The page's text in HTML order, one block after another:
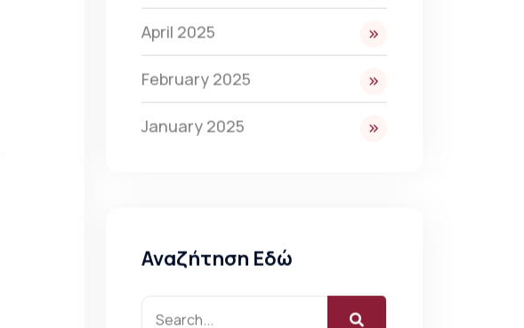
April 2025
February 2025
January 2025
Αναζήτηση Εδώ